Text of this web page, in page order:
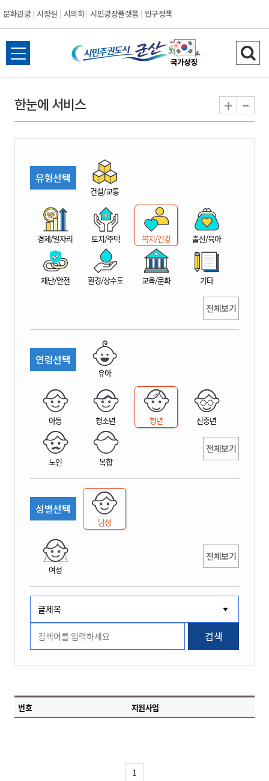
문화관광 시장실 시의회 시민광장플랫폼 인구정책
시
민
권
시
산
전
체
뉴
열
검
색
기
한눈에 서비스 + -
유형선택
건설/교통
경제/일자리 토지/주택 복지/건강 출산/육아
재난/안전 환경/상수도 교육/문화 기타
전체보기
연령선택
유아
아동 청소년 청년 신중년
노인 복합
전체보기
성별선택
남성
여성
전체보기
검색
번호 지원사업
1